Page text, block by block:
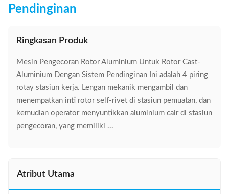
Pendinginan
Ringkasan Produk
Mesin Pengecoran Rotor Aluminium Untuk Rotor Cast-
Aluminium Dengan Sistem Pendinginan Ini adalah 4 piring
rotay stasiun kerja. Lengan mekanik mengambil dan
menempatkan inti rotor self-rivet di stasiun pemuatan, dan
kemudian operator menyuntikkan aluminium cair di stasiun
pengecoran, yang memiliki ...
Atribut Utama